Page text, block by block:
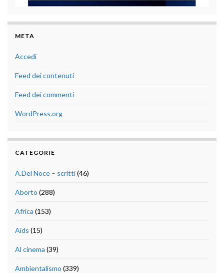
META
Accedi
Feed dei contenuti
Feed dei commenti
WordPress.org
CATEGORIE
A.Del Noce – scritti(46)
Aborto (288)
Africa (153)
Aids (15)
Al cinema (39)
Ambientalismo (339)